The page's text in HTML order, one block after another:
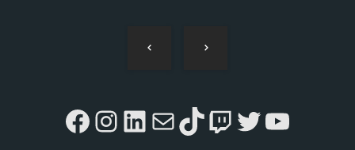
Facebook
Instagram
LinkedIn
MailTikTok
Twitch
Twitter